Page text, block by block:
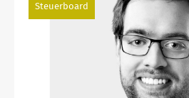
Steuerboard